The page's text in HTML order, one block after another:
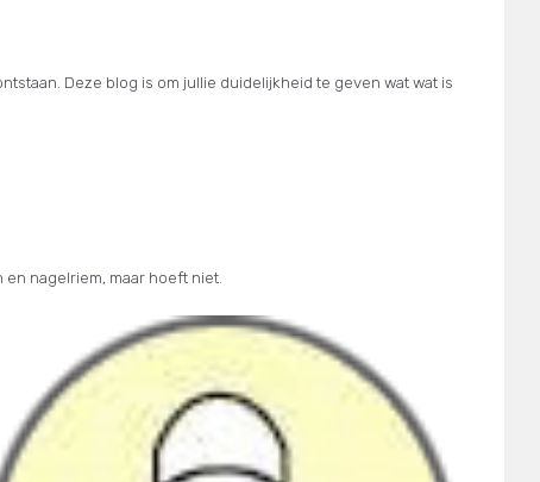
Deze blog is om jullie duidelijkheid te geven wat wat is
nagelriem, maar hoeft niet.